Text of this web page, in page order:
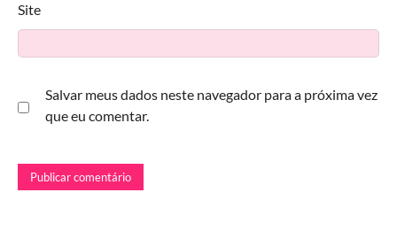
Site
Salvar meus dados neste navegador para a próxima vez
que eu comentar.